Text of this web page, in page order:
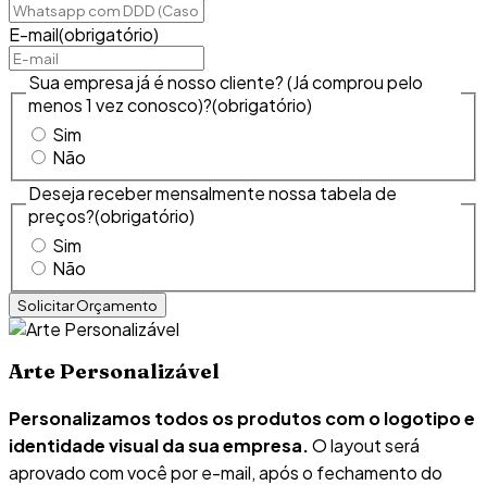
E-mail(obrigatório)
Sua empresa já é nosso cliente? (Já comprou pelo
menos 1 vez conosco)?(obrigatório)
Sim
Não
Deseja receber mensalmente nossa tabela de
preços?(obrigatório)
Sim
Não
Arte Personalizável
Personalizamos todos os produtos com o logotipo e
identidade visual da sua empresa.O layout será
aprovado com você por e-mail, após o fechamento do